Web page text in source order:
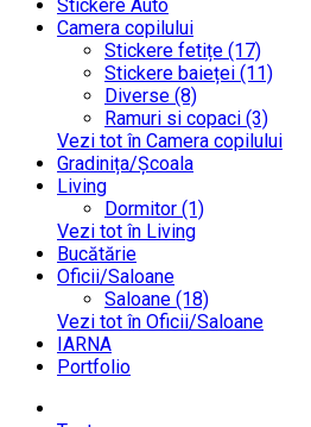
Stickere Auto
Camera copilului
Stickere fetițe (17)
Stickere baieței (11)
Diverse (8)
Ramuri si copaci (3)
Vezi tot în Camera copilului
Gradinița/Școala
Living
Dormitor (1)
Vezi tot în Living
Bucătărie
Oficii/Saloane
Saloane (18)
Vezi tot în Oficii/Saloane
IARNA
Portfolio